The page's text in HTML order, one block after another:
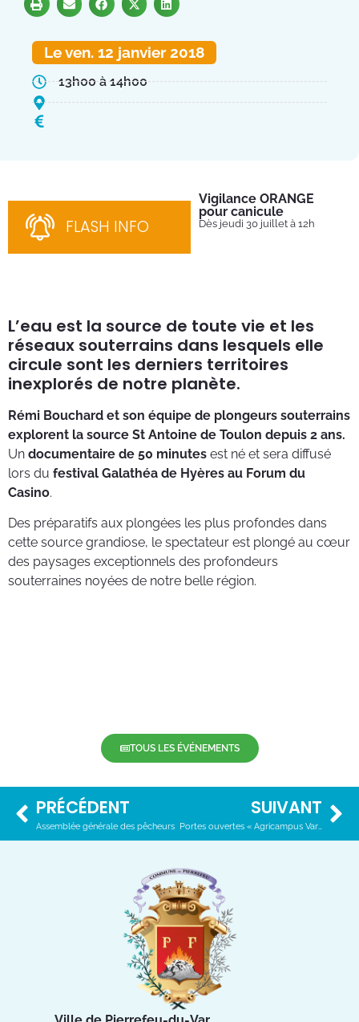
Le ven. 12 janvier 2018
13h00 à 14h00
FLASH INFO
Vigilance ORANGE
pour canicule
Dès jeudi 30 juillet à 12h
L’eau est la source de toute vie et les
réseaux souterrains dans lesquels elle
circule sont les derniers territoires
inexplorés de notre planète.
Rémi Bouchard et son équipe de plongeurs souterrains
explorent la source St Antoine de Toulon depuis 2 ans.
Un documentaire de 50 minutes est né et sera diffusé
lors du festival Galathéa de Hyères au Forum du
Casino.
Des préparatifs aux plongées les plus profondes dans
cette source grandiose, le spectateur est plongé au cœur
des paysages exceptionnels des profondeurs
souterraines noyées de notre belle région.
TOUS LES ÉVÉNEMENTS
PRÉCÉDENT
Assemblée générale des pêcheurs
SUIVANT
Portes ouvertes « Agricampus Var »